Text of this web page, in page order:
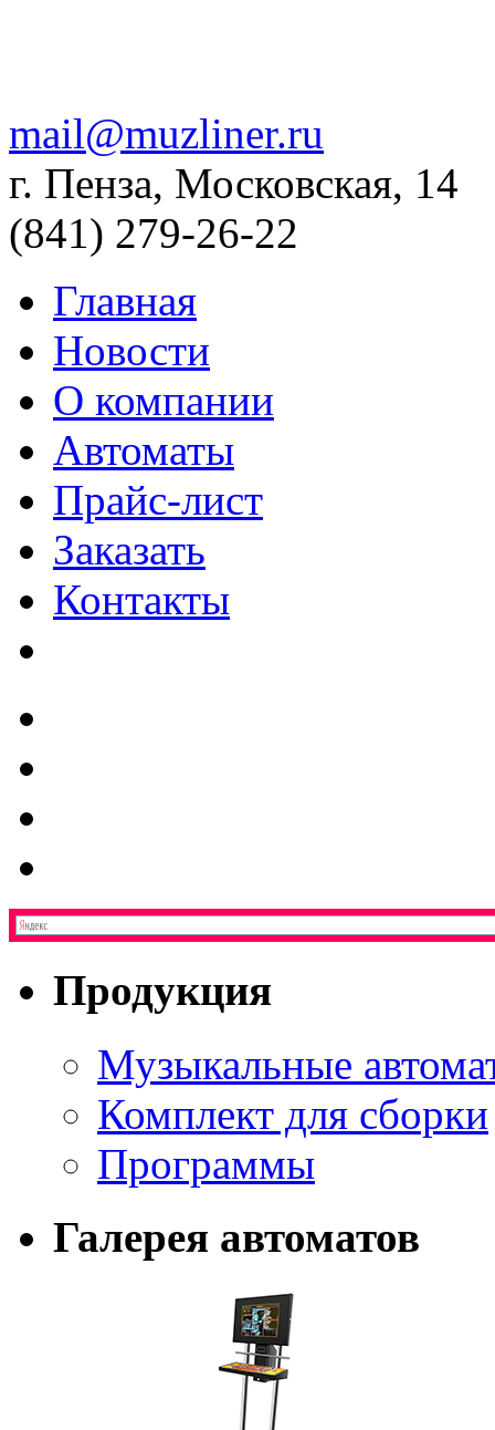
mail@muzliner.ru
г. Пенза, Московская, 14
(841) 279-26-22
Главная
Новости
О компании
Автоматы
Прайс-лист
Заказать
Контакты
Продукция
Музыкальные
Комплект для сборки
Программы
Галерея автоматов